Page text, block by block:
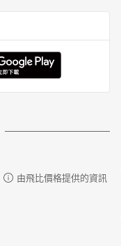
由飛比價格提供的資訊